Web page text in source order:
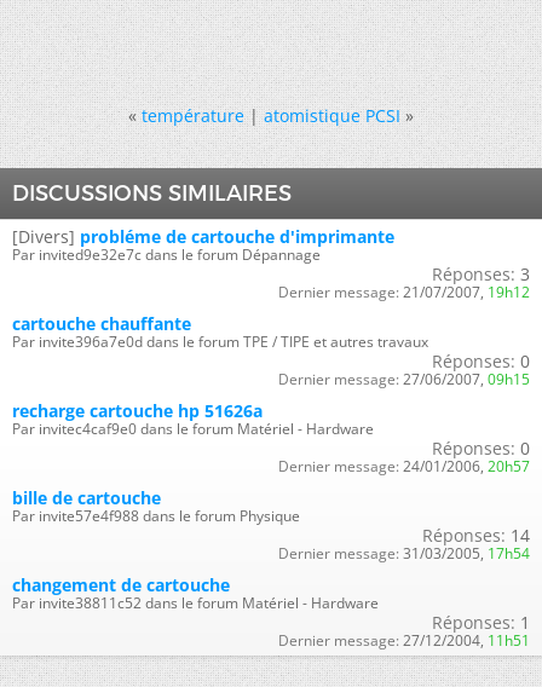
« température|atomistique PCSI »
DISCUSSIONS SIMILAIRES
[Divers] probléme de cartouche d'imprimante
Par invited9e32e7c dans le forum Dépannage
Réponses: 3
Dernier message: 21/07/2007, 19h12
cartouche chauffante
Par invite396a7e0d dans le forum TPE / TIPE et autres travaux
Réponses: 0
Dernier message: 27/06/2007, 09h15
recharge cartouche hp 51626a
Par invitec4caf9e0 dans le forum Matériel - Hardware
Réponses: 0
Dernier message: 24/01/2006, 20h57
bille de cartouche
Par invite57e4f988 dans le forum Physique
Réponses: 14
Dernier message: 31/03/2005, 17h54
changement de cartouche
Par invite38811c52 dans le forum Matériel - Hardware
Réponses: 1
Dernier message: 27/12/2004, 11h51